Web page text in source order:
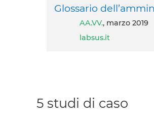
Glossario
AA.VV., marzo 2019
labsus.it
5 studi di caso